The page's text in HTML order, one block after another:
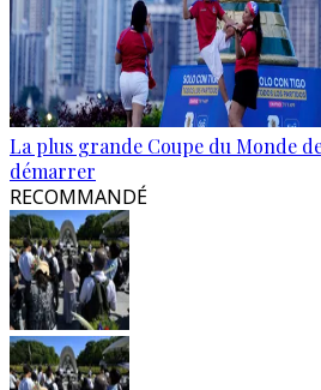
La plus grande Coupe du Monde
démarrer
RECOMMANDÉ